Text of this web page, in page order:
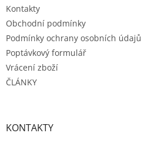
i
Kontakty
Obchodní podmínky
Podmínky ochrany osobních údajů
Poptávkový formulář
Vrácení zboží
ČLÁNKY
KONTAKTY